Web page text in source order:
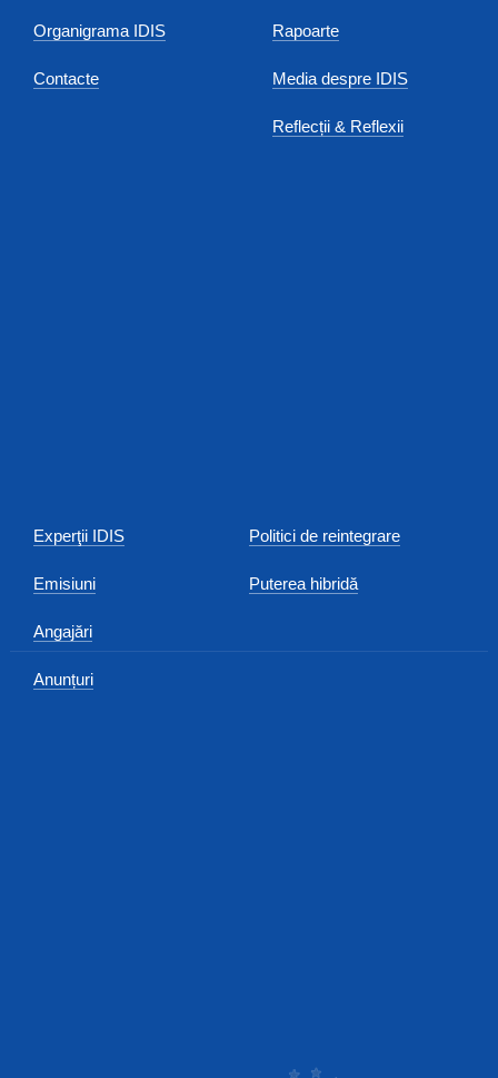
Organigrama IDIS
Contacte
Rapoarte
Media despre IDIS
Reflecții & Reflexii
Experţii IDIS
Emisiuni
Angajări
Anunțuri
Politici de reintegrare
Puterea hibridă